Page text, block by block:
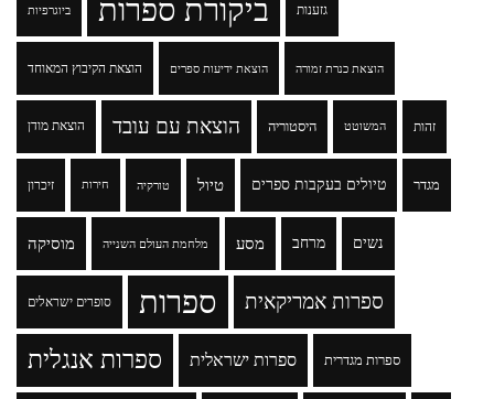
ביוגרפיות ביקורת ספרות גזענות
הוצאת הקיבוץ המאוחד הוצאת ידיעות ספרים הוצאת כנרת זמורה
הוצאת מודן הוצאת עם עובד היסטוריה המשוטט זהות
זיכרון חירות טורקיה טיול טיולים בעקבות ספרים מגדר
מוסיקה מלחמת העולם השנייה מסע מרחב נשים
סופרים ישראלים ספרות ספרות אמריקאית
ספרות אנגלית ספרות ישראלית ספרות מגדרית